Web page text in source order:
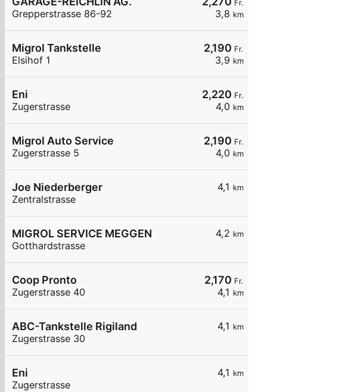
Fr.
3,8 km
Grepperstrasse 86-92
2,190 Fr.
3,9 km
Migrol Tankstelle
Elsihof 1
2,220 Fr.
4,0 km
Eni
Zugerstrasse
2,190 Fr.
4,0 km
Migrol Auto Service
Zugerstrasse 5
4,1 km
Joe Niederberger
Zentralstrasse
4,2 km
MIGROL SERVICE MEGGEN
Gotthardstrasse
2,170 Fr.
4,1 km
Coop Pronto
Zugerstrasse 40
4,1 km
ABC-Tankstelle Rigiland
Zugerstrasse 30
4,1 km
Eni
Zugerstrasse